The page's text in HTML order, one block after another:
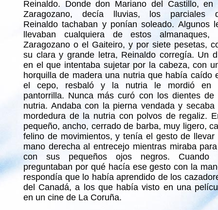
Reinaldo. Donde don Mariano del Castillo, en
Zaragozano, decía lluvias, los parciales
Reinaldo tachaban y ponían soleado. Algunos
llevaban cualquiera de estos almanaques,
Zaragozano o el Gaiteiro, y por siete pesetas,
su clara y grande letra, Reinaldo corregía. Un
en el que intentaba sujetar por la cabeza, con
horquilla de madera una nutria que había caído
el cepo, resbaló y la nutria le mordió en
pantorrilla. Nunca más curó con los dientes de
nutria. Andaba con la pierna vendada y secaba
mordedura de la nutria con polvos de regaliz.
pequeño, ancho, cerrado de barba, muy ligero,
felino de movimientos, y tenía el gesto de llevar
mano derecha al entrecejo mientras miraba
con sus pequeños ojos negros. Cuando
preguntaban por qué hacía ese gesto con la
respondía que lo había aprendido de los
del Canadá, a los que había visto en una
en un cine de La Coruña.